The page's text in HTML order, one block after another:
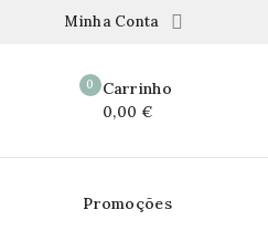
Minha Conta 
0 Carrinho
0,00 €
Promoções